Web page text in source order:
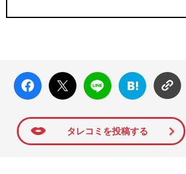
faceboo
k いい
ね
X ポス
ト
LINE
はてな
ブック
マーク
タレコミを投稿する